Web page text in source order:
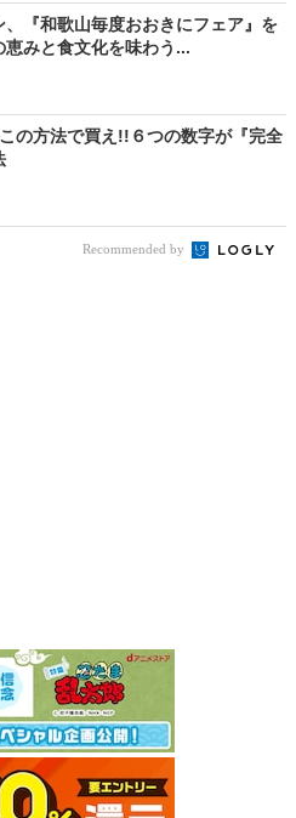
、『和歌山毎度おおきにフェア』を
恵みと食文化を味わう...
の方法で買え!!６つの数字が『完全
Recommended by